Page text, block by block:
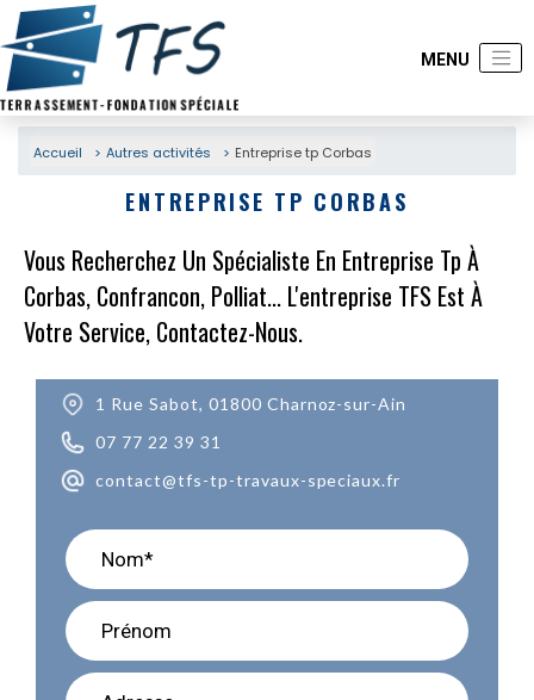
Accueil Autres activités Entreprise tp Corbas
ENTREPRISE TP CORBAS
Vous Recherchez Un Spécialiste En Entreprise Tp À
Corbas, Confrancon, Polliat... L'entreprise TFS Est À
Votre Service, Contactez-Nous.
1 Rue Sabot, 01800 Charnoz-sur-Ain
07 77 22 39 31
contact@tfs-tp-travaux-speciaux.fr